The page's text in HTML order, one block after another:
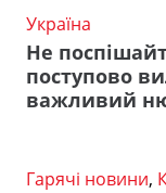
Україна
Не
поступово
важливий
Гарячі новини,